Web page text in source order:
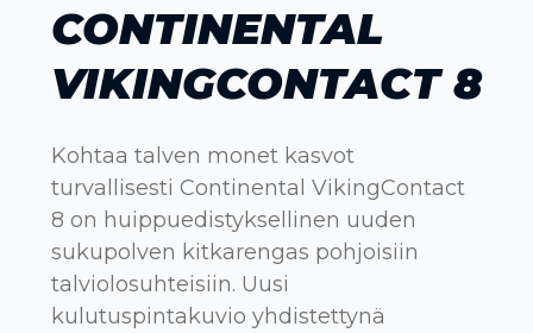
CONTINENTAL
VIKINGCONTACT 8
Kohtaa talven monet kasvot
turvallisesti Continental VikingContact
8 on huippuedistyksellinen uuden
sukupolven kitkarengas pohjoisiin
talviolosuhteisiin. Uusi
kulutuspintakuvio yhdistettynä